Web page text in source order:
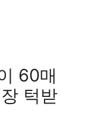
60매
턱받